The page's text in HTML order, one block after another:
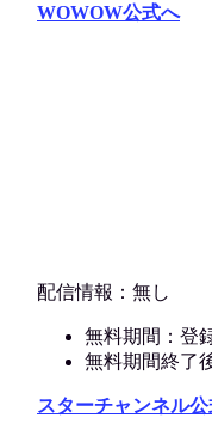
WOWOW公式へ
配信情報：無し
無料期間：登
無料期間終了
スターチャンネル